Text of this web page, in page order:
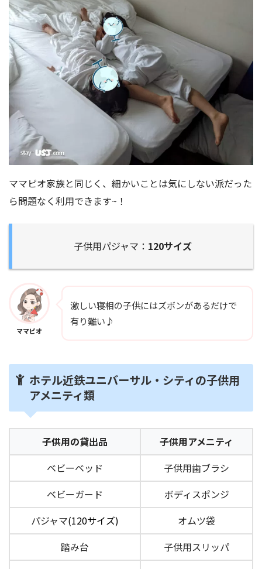
ママピオ家族と同じく、細かいことは気にしない派だった
ら問題なく利用できます~！
子供用パジャマ： 120サイズ
ママピオ
激しい寝相の子供にはズボンがあるだけで
有り難い♪
ホテル近鉄ユニバーサル・シティの子供用
アメニティ類
子供用の貸出品
子供用アメニティ
ベビーベッド
子供用歯ブラシ
ベビーガード
ボディスポンジ
パジャマ(120サイズ)
オムツ袋
踏み台
子供用スリッパ